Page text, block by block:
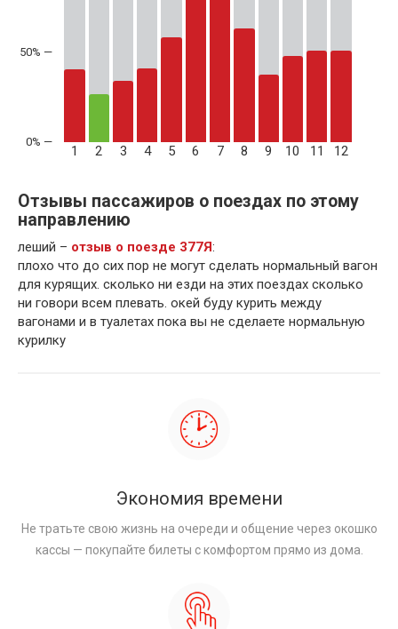
50% —
1 2 3 4 5 6 7 8 9 10 11 12
Отзывы пассажиров о поездах по этому
направлению
леший – отзыв о поезде 377Я:
плохо что до сих пор не могут сделать нормальный вагон
для курящих. сколько ни езди на этих поездах сколько
ни говори всем плевать. окей буду курить между
вагонами и в туалетах пока вы не сделаете нормальную
курилку
Экономия времени
Не тратьте свою жизнь на очереди и общение через окошко
кассы — покупайте билеты с комфортом прямо из дома.